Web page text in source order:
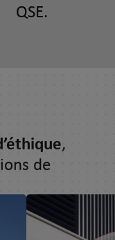
QSE.
de